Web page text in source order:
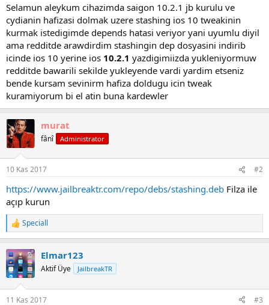
a
r
i
h
i
Selamun aleykum cihazimda saigon 10.2.1 jb kurulu ve
cydianin hafizasi dolmak uzere stashing ios 10 tweakinin
kurmak istedigimde depends hatasi veriyor yani uyumlu diyil
ama redditde arawdirdim stashingin dep dosyasini indirib
icinde ios 10 yerine ios 10.2.1 yazdigimiizda yukleniyormuw
redditde bawarili sekilde yukleyende vardi yardim etseniz
bende kursam sevinirm hafiza doldugu icin tweak
kuramiyorum bi el atin buna kardewler
murat
fânî Administrator
10 Kas 2017 #2
https://www.jailbreaktr.com/repo/debs/stashing.deb Filza ile
açıp kurun
R
e
c
t
i
Speciall
Elmar123
Aktif Üye JailbreakTR
11 Kas 2017 #3